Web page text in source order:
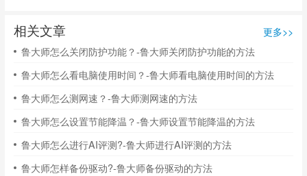
相关文章
更多>>
鲁大师怎么关闭防护功能？-鲁大师关闭防护功能的方法
鲁大师怎么看电脑使用时间？-鲁大师看电脑使用时间的方法
鲁大师怎么测网速？-鲁大师测网速的方法
鲁大师怎么设置节能降温？-鲁大师设置节能降温的方法
鲁大师怎么进行AI评测?-鲁大师进行AI评测的方法
鲁大师怎样备份驱动?-鲁大师备份驱动的方法